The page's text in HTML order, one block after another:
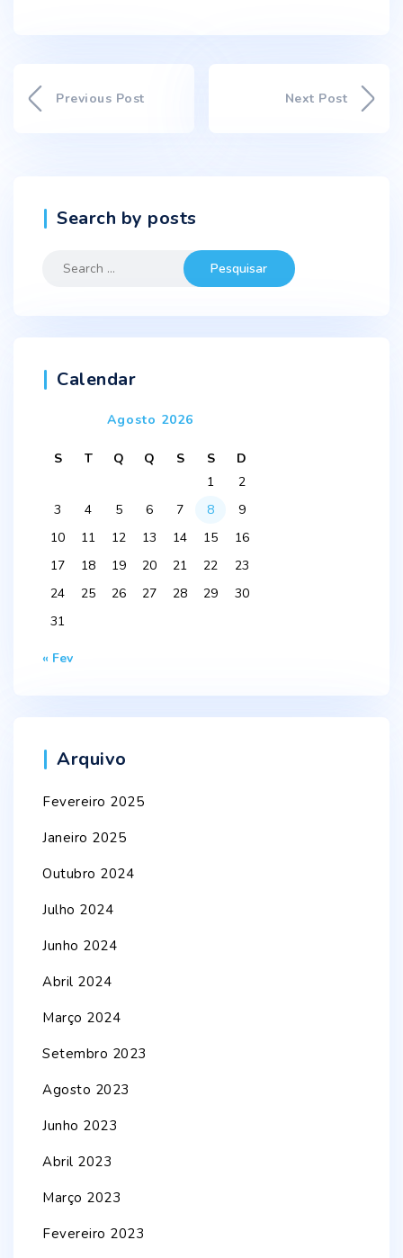
Previous Post Next Post
Search by posts
Search
Calendar
Agosto 2026
S T Q Q S S
D
1
2
3
4 5 6 7 8
9
10
11 12 13 14 15
16
17
18 19 20 21 22
23
24
25 26 27 28 29
30
31
« Fev
Arquivo
Fevereiro 2025
Janeiro 2025
Outubro 2024
Julho 2024
Junho 2024
Abril 2024
Março 2024
Setembro 2023
Agosto 2023
Junho 2023
Abril 2023
Março 2023
Fevereiro 2023